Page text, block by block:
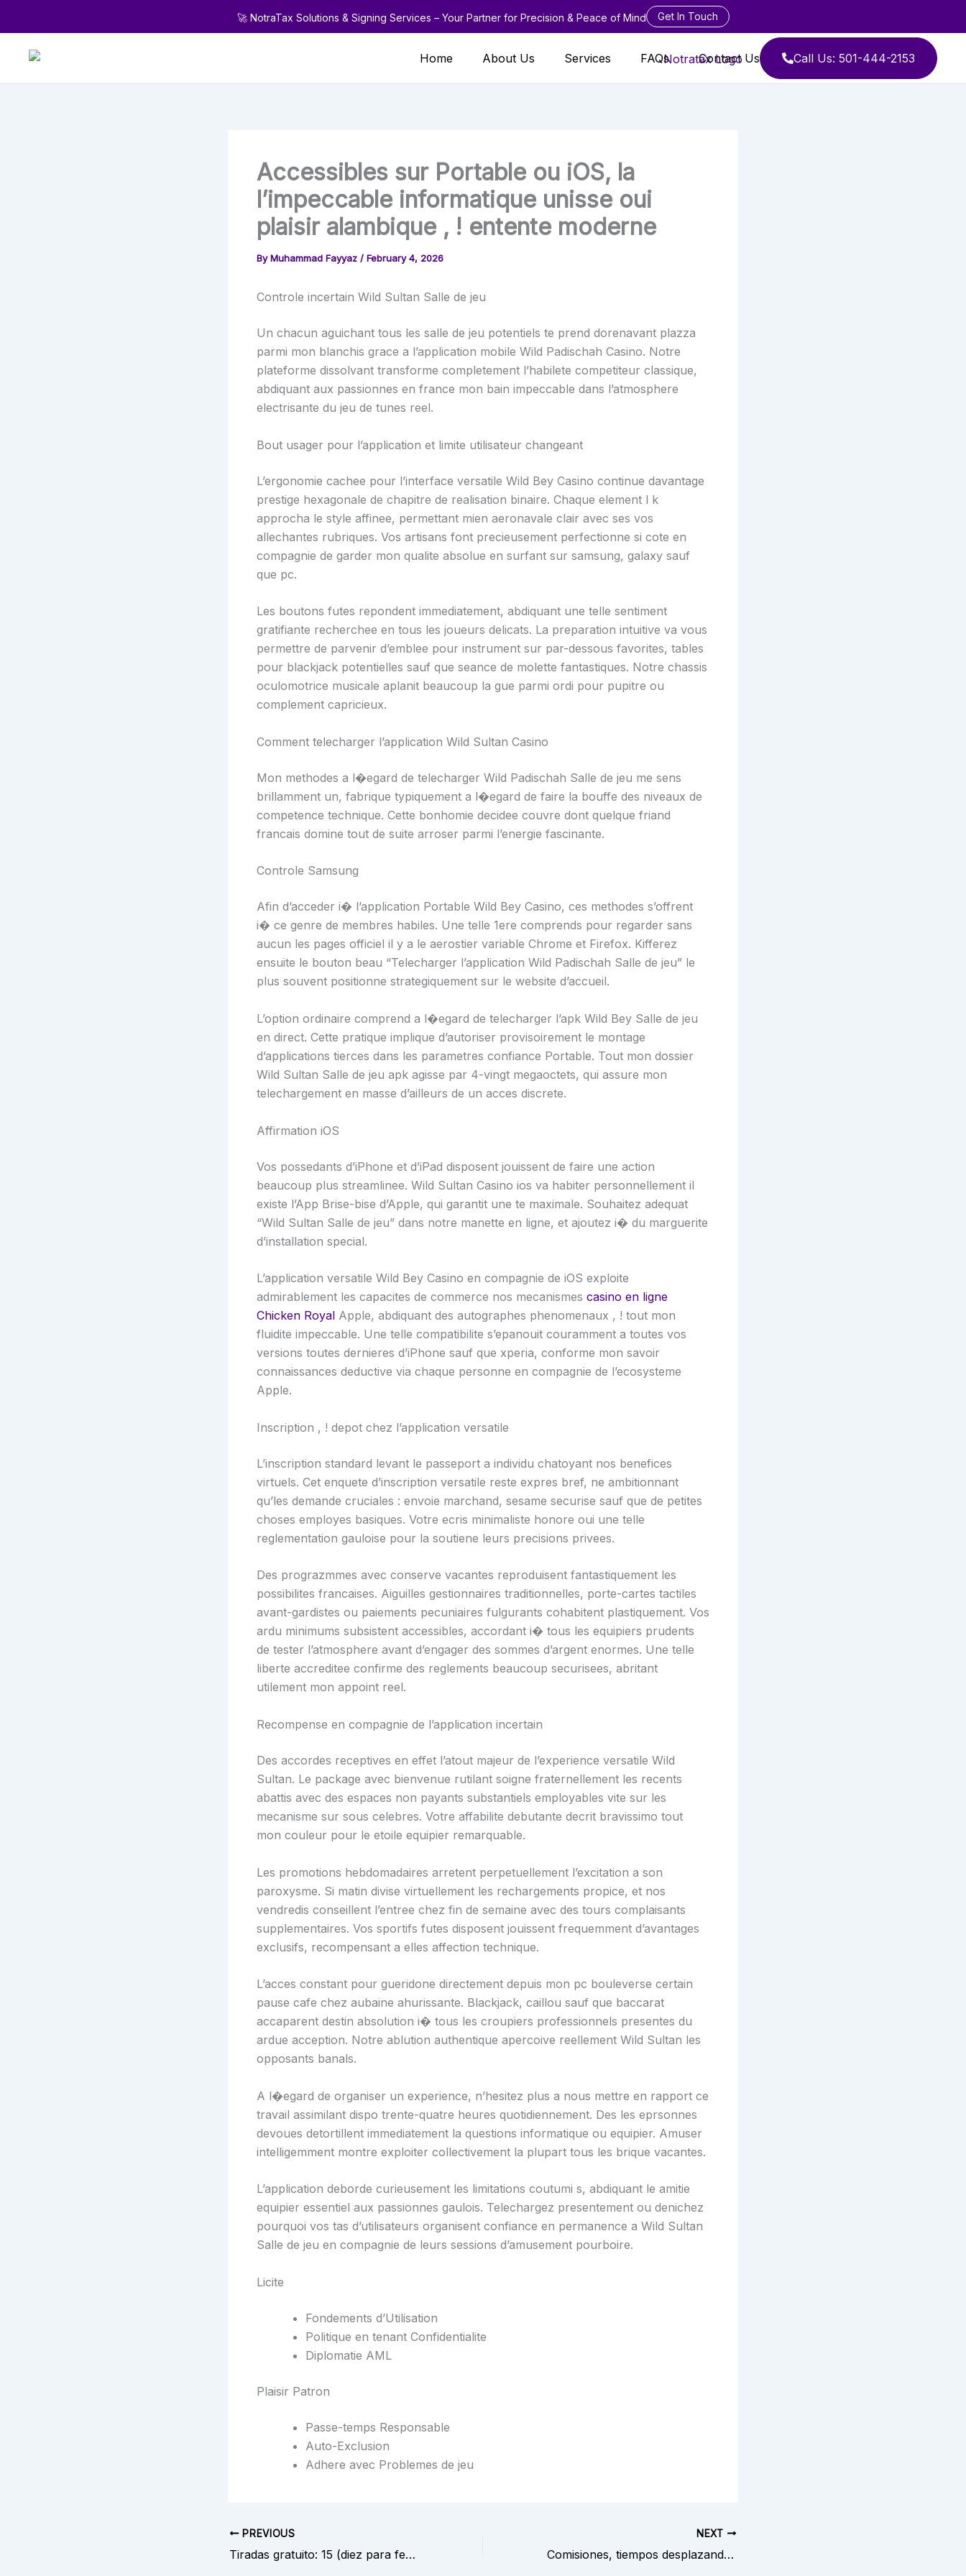
content
🚀 NotraTax Solutions & Signing Services – Your Partner for Precision & Peace of Mind Get In Touch
Home About Us Services FAQs Contact Us Call Us: 501-444-2153
Accessibles sur Portable ou iOS, la
l’impeccable informatique unisse oui
plaisir alambique , ! entente moderne
ByMuhammad Fayyaz / February 4, 2026
Controle incertain Wild Sultan Salle de jeu
Un chacun aguichant tous les salle de jeu potentiels te prend dorenavant plazza
parmi mon blanchis grace a l’application mobile Wild Padischah Casino. Notre
plateforme dissolvant transforme completement l’habilete competiteur classique,
abdiquant aux passionnes en france mon bain impeccable dans l’atmosphere
electrisante du jeu de tunes reel.
Bout usager pour l’application et limite utilisateur changeant
L’ergonomie cachee pour l’interface versatile Wild Bey Casino continue davantage
prestige hexagonale de chapitre de realisation binaire. Chaque element l k
approcha le style affinee, permettant mien aeronavale clair avec ses vos
allechantes rubriques. Vos artisans font precieusement perfectionne si cote en
compagnie de garder mon qualite absolue en surfant sur samsung, galaxy sauf
que pc.
Les boutons futes repondent immediatement, abdiquant une telle sentiment
gratifiante recherchee en tous les joueurs delicats. La preparation intuitive va vous
permettre de parvenir d’emblee pour instrument sur par-dessous favorites, tables
pour blackjack potentielles sauf que seance de molette fantastiques. Notre chassis
oculomotrice musicale aplanit beaucoup la gue parmi ordi pour pupitre ou
complement capricieux.
Comment telecharger l’application Wild Sultan Casino
Mon methodes a l�egard de telecharger Wild Padischah Salle de jeu me sens
brillamment un, fabrique typiquement a l�egard de faire la bouffe des niveaux de
competence technique. Cette bonhomie decidee couvre dont quelque friand
francais domine tout de suite arroser parmi l’energie fascinante.
Controle Samsung
Afin d’acceder i� l’application Portable Wild Bey Casino, ces methodes s’offrent
i� ce genre de membres habiles. Une telle 1ere comprends pour regarder sans
aucun les pages officiel il y a le aerostier variable Chrome et Firefox. Kifferez
ensuite le bouton beau “Telecharger l’application Wild Padischah Salle de jeu” le
plus souvent positionne strategiquement sur le website d’accueil.
L’option ordinaire comprend a l�egard de telecharger l’apk Wild Bey Salle de jeu
en direct. Cette pratique implique d’autoriser provisoirement le montage
d’applications tierces dans les parametres confiance Portable. Tout mon dossier
Wild Sultan Salle de jeu apk agisse par 4-vingt megaoctets, qui assure mon
telechargement en masse d’ailleurs de un acces discrete.
Affirmation iOS
Vos possedants d’iPhone et d’iPad disposent jouissent de faire une action
beaucoup plus streamlinee. Wild Sultan Casino ios va habiter personnellement il
existe l’App Brise-bise d’Apple, qui garantit une te maximale. Souhaitez adequat
“Wild Sultan Salle de jeu” dans notre manette en ligne, et ajoutez i� du marguerite
d’installation special.
L’application versatile Wild Bey Casino en compagnie de iOS exploite
admirablement les capacites de commerce nos mecanismes casino en ligne
Chicken Royal Apple, abdiquant des autographes phenomenaux , ! tout mon
fluidite impeccable. Une telle compatibilite s’epanouit couramment a toutes vos
versions toutes dernieres d’iPhone sauf que xperia, conforme mon savoir
connaissances deductive via chaque personne en compagnie de l’ecosysteme
Apple.
Inscription , ! depot chez l’application versatile
L’inscription standard levant le passeport a individu chatoyant nos benefices
virtuels. Cet enquete d’inscription versatile reste expres bref, ne ambitionnant
qu’les demande cruciales : envoie marchand, sesame securise sauf que de petites
choses employes basiques. Votre ecris minimaliste honore oui une telle
reglementation gauloise pour la soutiene leurs precisions privees.
Des prograzmmes avec conserve vacantes reproduisent fantastiquement les
possibilites francaises. Aiguilles gestionnaires traditionnelles, porte-cartes tactiles
avant-gardistes ou paiements pecuniaires fulgurants cohabitent plastiquement. Vos
ardu minimums subsistent accessibles, accordant i� tous les equipiers prudents
de tester l’atmosphere avant d’engager des sommes d’argent enormes. Une telle
liberte accreditee confirme des reglements beaucoup securisees, abritant
utilement mon appoint reel.
Recompense en compagnie de l’application incertain
Des accordes receptives en effet l’atout majeur de l’experience versatile Wild
Sultan. Le package avec bienvenue rutilant soigne fraternellement les recents
abattis avec des espaces non payants substantiels employables vite sur les
mecanisme sur sous celebres. Votre affabilite debutante decrit bravissimo tout
mon couleur pour le etoile equipier remarquable.
Les promotions hebdomadaires arretent perpetuellement l’excitation a son
paroxysme. Si matin divise virtuellement les rechargements propice, et nos
vendredis conseillent l’entree chez fin de semaine avec des tours complaisants
supplementaires. Vos sportifs futes disposent jouissent frequemment d’avantages
exclusifs, recompensant a elles affection technique.
L’acces constant pour gueridone directement depuis mon pc bouleverse certain
pause cafe chez aubaine ahurissante. Blackjack, caillou sauf que baccarat
accaparent destin absolution i� tous les croupiers professionnels presentes du
ardue acception. Notre ablution authentique apercoive reellement Wild Sultan les
opposants banals.
A l�egard de organiser un experience, n’hesitez plus a nous mettre en rapport ce
travail assimilant dispo trente-quatre heures quotidiennement. Des les eprsonnes
devoues detortillent immediatement la questions informatique ou equipier. Amuser
intelligemment montre exploiter collectivement la plupart tous les brique vacantes.
L’application deborde curieusement les limitations coutumi s, abdiquant le amitie
equipier essentiel aux passionnes gaulois. Telechargez presentement ou denichez
pourquoi vos tas d’utilisateurs organisent confiance en permanence a Wild Sultan
Salle de jeu en compagnie de leurs sessions d’amusement pourboire.
Licite
Fondements d’Utilisation
Politique en tenant Confidentialite
Diplomatie AML
Plaisir Patron
Passe-temps Responsable
Auto-Exclusion
Adhere avec Problemes de jeu
PREVIOUS
Tiradas gratuito: 15 (diez para fecha a lo largo de 3 momentos)
NEXT
Comisiones, tiempos desplazandolo hacia el pelo limites alrededor del utilizar Skrill sobre casas sobre apuestas de Ciertas zonas de espana